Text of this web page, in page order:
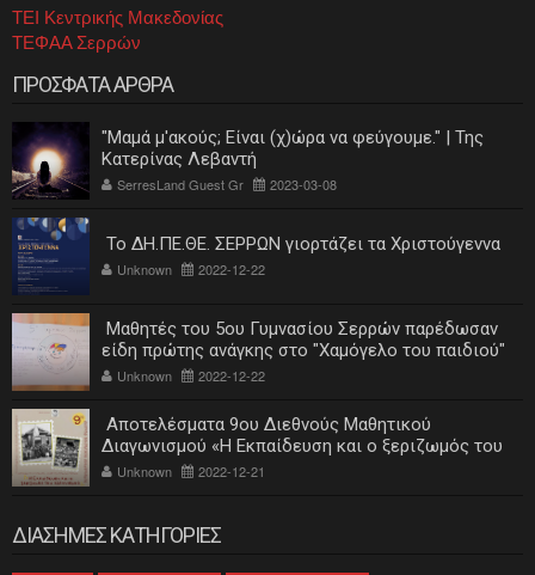
ΤΕΙ Κεντρικής Μακεδονίας
ΤΕΦΑΑ Σερρών
ΠΡΟΣΦΑΤΑ ΑΡΘΡΑ
"Μαμά μ'ακούς; Είναι (χ)ώρα να φεύγουμε." | Της
Κατερίνας Λεβαντή
SerresLand Guest Gr 2023-03-08
Το ΔΗ.ΠΕ.ΘΕ. ΣΕΡΡΩΝ γιορτάζει τα Χριστούγεννα
Unknown 2022-12-22
Μαθητές του 5ου Γυμνασίου Σερρών παρέδωσαν
είδη πρώτης ανάγκης στο "Χαμόγελο του παιδιού"
Unknown 2022-12-22
Αποτελέσματα 9ου Διεθνούς Μαθητικού
Διαγωνισμού «Η Εκπαίδευση και ο ξεριζωμός του
ελληνισμού»
Unknown 2022-12-21
ΔΙΑΣΗΜΕΣ ΚΑΤΗΓΟΡΙΕΣ